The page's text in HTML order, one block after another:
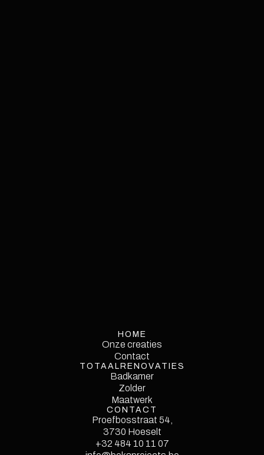
HOME
Onze creaties
Onze creaties
Contact
Contact
Service
Single
TOTAALRENOVATIES
Badkamer
Zolder
Maatwerk
CONTACT
Proefbosstraat 54,
3730 Hoeselt
Style Guide
+32 484 10 11 07